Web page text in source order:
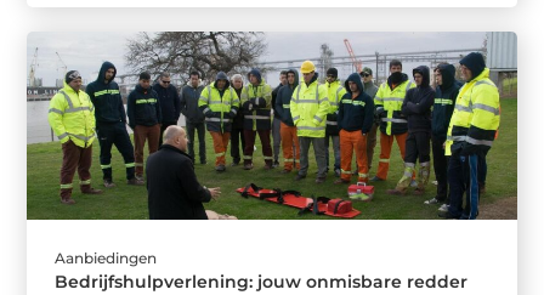
Aanbiedingen
Bedrijfshulpverlening: jouw onmisbare redder